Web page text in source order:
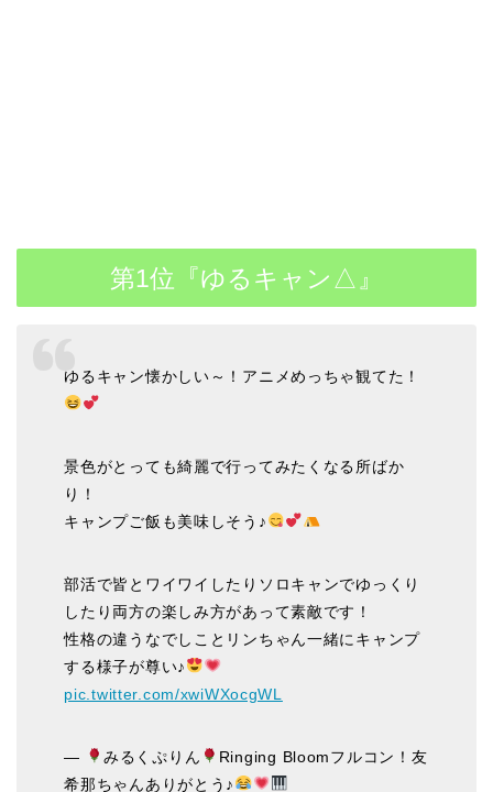
第1位『ゆるキャン△』
ゆるキャン懐かしい～！アニメめっちゃ観てた！
景色がとっても綺麗で行ってみたくなる所ばか
り！
キャンプご飯も美味しそう♪
部活で皆とワイワイしたりソロキャンでゆっくり
したり両方の楽しみ方があって素敵です！
性格の違うなでしことリンちゃん一緒にキャンプ
する様子が尊い♪
pic.twitter.com/xwiWXocgWL
— みるくぷりん
Ringing Bloomフルコン！友
希那ちゃんありがとう♪